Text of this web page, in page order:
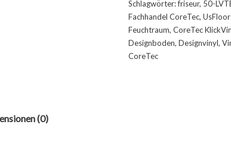
Schlagwörter:friseur, 50-
Fachhandel CoreTec,
Feuchtraum,CoreTec
Designboden,Designvinyl,
CoreTec
(0)